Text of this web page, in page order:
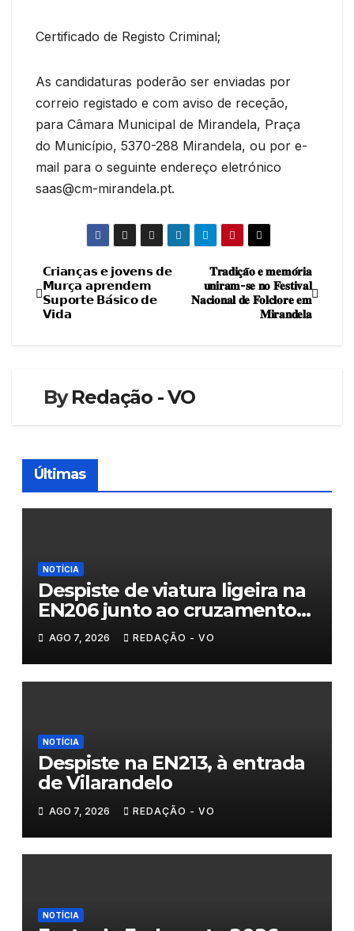
Certificado de Registo Criminal;
As candidaturas poderão ser enviadas por
correio registado e com aviso de receção,
para Câmara Municipal de Mirandela, Praça
do Município, 5370-288 Mirandela, ou por e-
mail para o seguinte endereço eletrónico
saas@cm-mirandela.pt.
Navegação
de
𝐓𝐫𝐚𝐝𝐢𝐜̧𝐚̃𝐨 𝐞 𝐦𝐞𝐦𝐨́𝐫𝐢𝐚
𝐮𝐧𝐢𝐫𝐚𝐦-𝐬𝐞 𝐧𝐨 𝐅𝐞𝐬𝐭𝐢𝐯𝐚𝐥
𝐍𝐚𝐜𝐢𝐨𝐧𝐚𝐥 𝐝𝐞 𝐅𝐨𝐥𝐜𝐥𝐨𝐫𝐞 𝐞𝐦
𝐌𝐢𝐫𝐚𝐧𝐝𝐞𝐥𝐚
𝗖𝗿𝗶𝗮𝗻𝗰̧𝗮𝘀 𝗲 𝗷𝗼𝘃𝗲𝗻𝘀 𝗱𝗲
𝗠𝘂𝗿𝗰̧𝗮 𝗮𝗽𝗿𝗲𝗻𝗱𝗲𝗺
𝗦𝘂𝗽𝗼𝗿𝘁𝗲 𝗕𝗮́𝘀𝗶𝗰𝗼 𝗱𝗲
𝗩𝗶𝗱𝗮
ByRedação - VO
Últimas
NOTÍCIA
Despiste de viatura ligeira na
EN206 junto ao cruzamento
Fornos do Pinhal
AGO 7, 2026 REDAÇÃO - VO
NOTÍCIA
Despiste na EN213, à entrada
de Vilarandelo
AGO 7, 2026 REDAÇÃO - VO
NOTÍCIA